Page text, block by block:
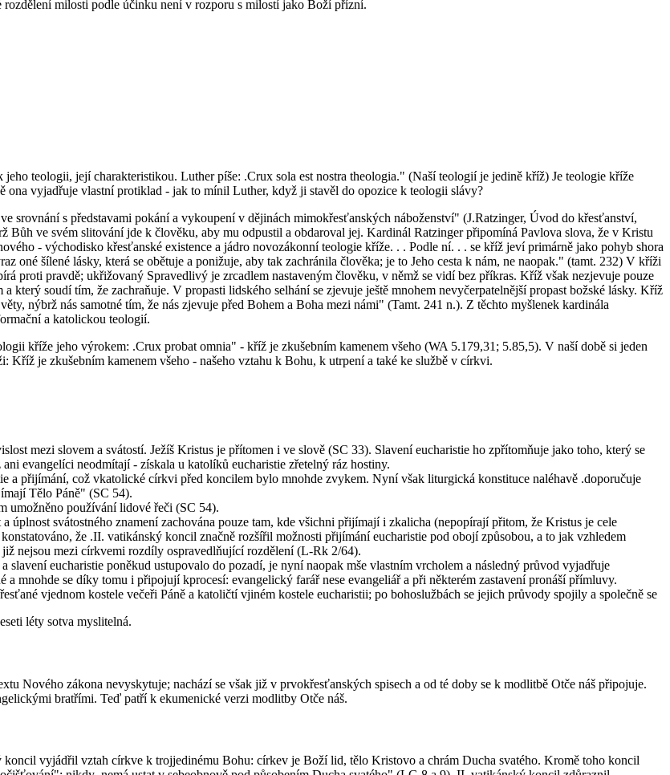
milosti podle účinku není v rozporu s milostí jako Boží přízní.
teologii, její charakteristikou. Luther píše: .Crux sola est nostra theologia." (Naší teologií je jedině kříž) Je teologie kříže
ona vyjadřuje vlastní protiklad - jak to mínil Luther, když ji stavěl do opozice k teologii slávy?
srovnání s představami pokání a vykoupení v dějinách mimokřesťanských náboženství" (J.Ratzinger, Úvod do křesťanství,
ve svém slitování jde k člověku, aby mu odpustil a obdaroval jej. Kardinál Ratzinger připomíná Pavlova slova, že v Kristu
- východisko křesťanské existence a jádro novozákonní teologie kříže. . . Podle ní. . . se kříž jeví primárně jako pohyb shora
šílené lásky, která se obětuje a ponižuje, aby tak zachránila člověka; je to Jeho cesta k nám, ne naopak." (tamt. 232) V kříži
proti pravdě; ukřižovaný Spravedlivý je zrcadlem nastaveným člověku, v němž se vidí bez příkras. Kříž však nezjevuje pouze
který soudí tím, že zachraňuje. V propasti lidského selhání se zjevuje ještě mnohem nevyčerpatelnější propast božské lásky. Kříž
nýbrž nás samotné tím, že nás zjevuje před Bohem a Boha mezi námi" (Tamt. 241 n.). Z těchto myšlenek kardinála
a katolickou teologií.
kříže jeho výrokem: .Crux probat omnia" - kříž je zkušebním kamenem všeho (WA 5.179,31; 5.85,5). V naší době si jeden
je zkušebním kamenem všeho - našeho vztahu k Bohu, k utrpení a také ke službě v církvi.
mezi slovem a svátostí. Ježíš Kristus je přítomen i ve slově (SC 33). Slavení eucharistie ho zpřítomňuje jako toho, který se
evangelíci neodmítají - získala u katolíků eucharistie zřetelný ráz hostiny.
a přijímání, což vkatolické církvi před koncilem bylo mnohde zvykem. Nyní však liturgická konstituce naléhavě .doporučuje
Tělo Páně" (SC 54).
umožněno používání lidové řeči (SC 54).
úplnost svátostného znamení zachována pouze tam, kde všichni přijímají i zkalicha (nepopírají přitom, že Kristus je cele
že .II. vatikánský koncil značně rozšířil možnosti přijímání eucharistie pod obojí způsobou, a to jak vzhledem
nejsou mezi církvemi rozdíly ospravedlňující rozdělení (L-Rk 2/64).
eucharistie poněkud ustupovalo do pozadí, je nyní naopak mše vlastním vrcholem a následný průvod vyjadřuje
mnohde se díky tomu i připojují kprocesí: evangelický farář nese evangeliář a při některém zastavení pronáší přímluvy.
vjednom kostele večeři Páně a katoličtí vjiném kostele eucharistii; po bohoslužbách se jejich průvody spojily a společně se
léty sotva myslitelná.
Nového zákona nevyskytuje; nachází se však již v prvokřesťanských spisech a od té doby se k modlitbě Otče náš připojuje.
bratřími. Teď patří k ekumenické verzi modlitby Otče náš.
vyjádřil vztah církve k trojjedinému Bohu: církev je Boží lid, tělo Kristovo a chrám Ducha svatého. Kromě toho koncil